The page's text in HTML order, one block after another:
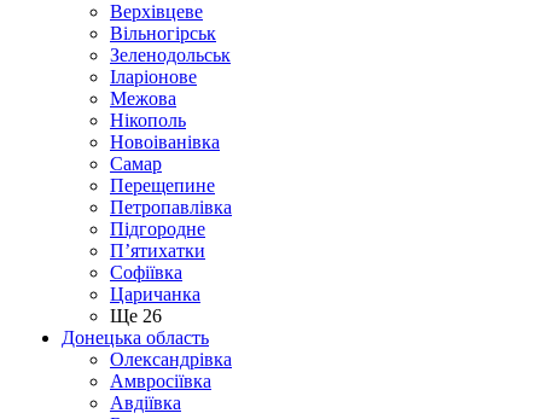
Верхівцеве
Вільногірськ
Зеленодольськ
Іларіонове
Межова
Нікополь
Новоіванівка
Самар
Перещепине
Петропавлівка
Підгородне
П’ятихатки
Софіївка
Царичанка
Ще 26
Донецька область
Олександрівка
Амвросіївка
Авдіївка